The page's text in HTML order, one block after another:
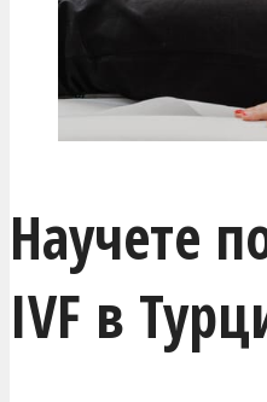
Научете
IVF в